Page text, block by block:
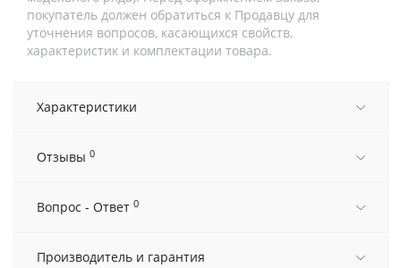
покупатель должен обратиться к Продавцу для
уточнения вопросов, касающихся свойств,
характеристик и комплектации товара.
Характеристики
Отзывы 0
Вопрос - Ответ 0
Производитель и гарантия